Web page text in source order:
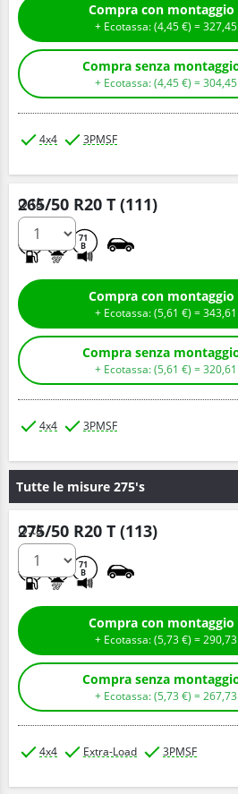
+ Ecotassa: (4,45€ ) =327,45
+ Ecotassa: (4,45€ ) =304,45
4x4 3PMSF
265/50 R20 T (111)
71
B
Q.tà
+ Ecotassa: (5,61 € ) =343,61
+ Ecotassa: (5,61 € ) =320,61
4x4 3PMSF
Tutte le misure 275's
275/50 R20 T (113)
71
B
Q.tà
+ Ecotassa: (5,73€ ) =290,73
+ Ecotassa: (5,73 € ) =267,73
4x4 Extra-Load 3PMSF